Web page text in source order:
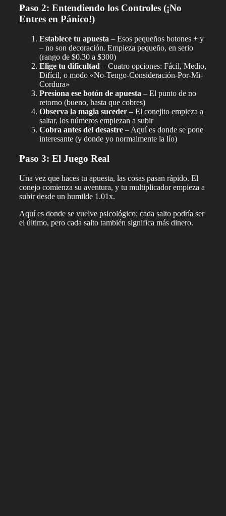
Paso 2: Entendiendo los Controles (¡No
Entres en Pánico!)
Establece tu apuesta – Esos pequeños botones + y
– no son decoración. Empieza pequeño, en serio
(rango de $0.30 a $300)
Elige tu dificultad – Cuatro opciones: Fácil, Medio,
Difícil, o modo «No-Tengo-Consideración-Por-Mi-
Cordura»
Presiona ese botón de apuesta – El punto de no
retorno (bueno, hasta que cobres)
Observa la magia suceder – El conejito empieza a
saltar, los números empiezan a subir
Cobra antes del desastre – Aquí es donde se pone
interesante (y donde yo normalmente la lío)
Paso 3: El Juego Real
Una vez que haces tu apuesta, las cosas pasan rápido. El
conejo comienza su aventura, y tu multiplicador empieza a
subir desde un humilde 1.01x.
Aquí es donde se vuelve psicológico: cada salto podría ser
el último, pero cada salto también significa más dinero.